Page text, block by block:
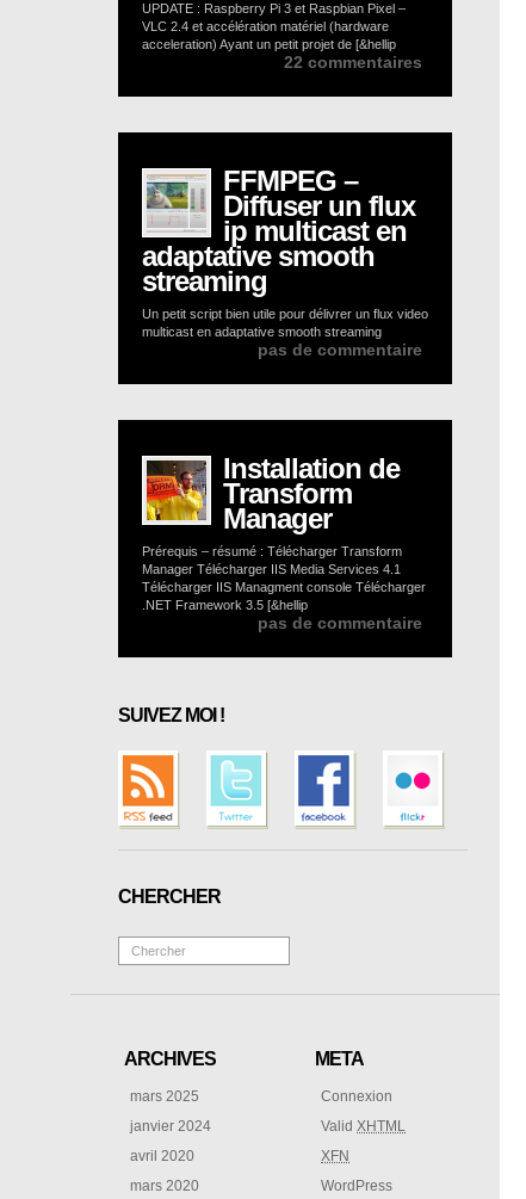
UPDATE : Raspberry Pi 3 et Raspbian Pixel –
VLC 2.4 et accélération matériel (hardware
acceleration) Ayant un petit projet de [&hellip
22 commentaires
FFMPEG –
Diffuser un flux
ip multicast en
adaptative smooth
streaming
Un petit script bien utile pour délivrer un flux video
multicast en adaptative smooth streaming
pas de commentaire
Installation de
Transform
Manager
Prérequis – résumé : Télécharger Transform
Manager Télécharger IIS Media Services 4.1
Télécharger IIS Managment console Télécharger
.NET Framework 3.5 [&hellip
pas de commentaire
SUIVEZ MOI !
CHERCHER
ARCHIVES
mars 2025
janvier 2024
avril 2020
mars 2020
META
Connexion
Valid XHTML
XFN
WordPress